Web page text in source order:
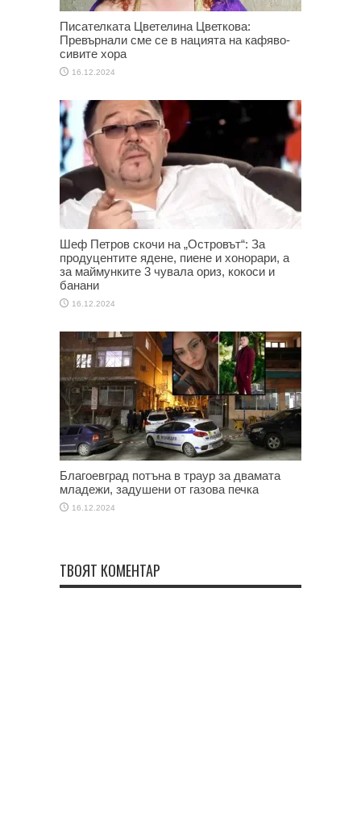
Писателката Цветелина Цветкова:
Превърнали сме се в нацията на кафяво-
сивите хора
16.12.2024
Шеф Петров скочи на „Островът“: За
продуцентите ядене, пиене и хонорари, а
за маймунките 3 чувала ориз, кокоси и
банани
16.12.2024
Благоевград потъна в траур за двамата
младежи, задушени от газова печка
16.12.2024
ТВОЯТ КОМЕНТАР